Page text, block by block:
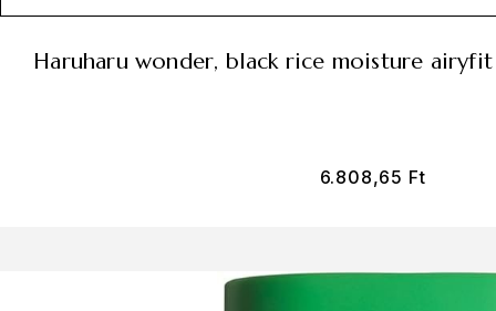
haruharu wonder, black rice moisture
6.808,65 Ft